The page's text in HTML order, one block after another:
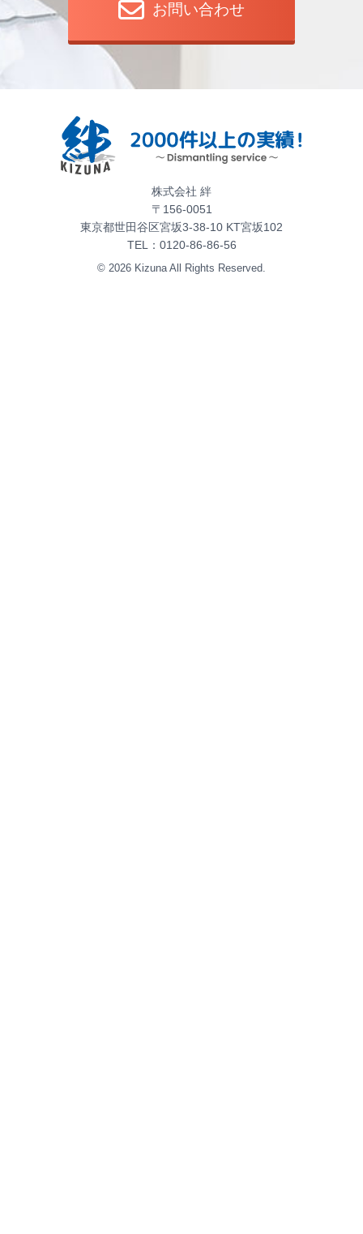
お問い合わせ
株式会社 絆
〒156-0051
東京都世田谷区宮坂3-38-10 KT宮坂102
TEL： 0120-86-86-56
© 2026 Kizuna All Rights Reserved